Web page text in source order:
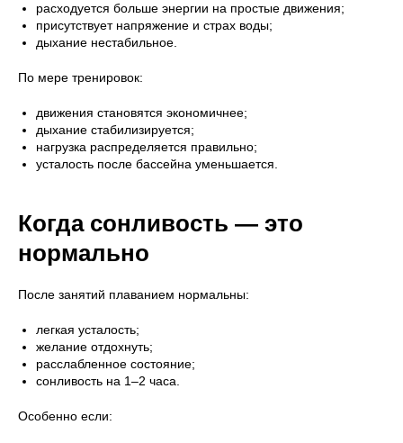
расходуется больше энергии на простые движения;
присутствует напряжение и страх воды;
дыхание нестабильное.
По мере тренировок:
движения становятся экономичнее;
дыхание стабилизируется;
нагрузка распределяется правильно;
усталость после бассейна уменьшается.
Когда сонливость — это
нормально
После занятий плаванием нормальны:
легкая усталость;
желание отдохнуть;
расслабленное состояние;
сонливость на 1–2 часа.
Особенно если: